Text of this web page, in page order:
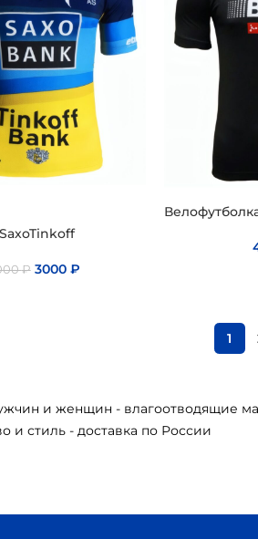
₽ 3000 ₽
1
и женщин - влагоотводящие
и стиль - доставка по России